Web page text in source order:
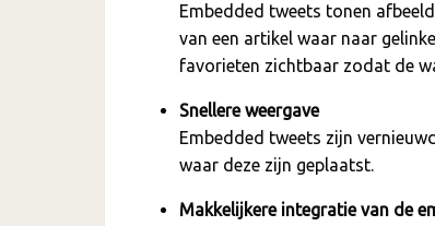
Embedded tweets tonen
van een artikel waar naar
favorieten zichtbaar zodat de
Snellere weergave
Embedded tweets zijn
waar deze zijn geplaatst.
Makkelijkere integratie van de